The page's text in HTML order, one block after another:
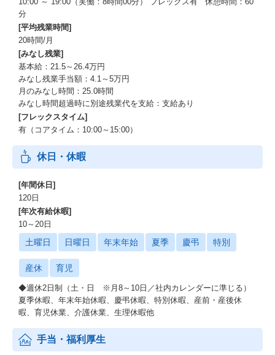
分
[平均残業時間]
20時間/月
[みなし残業]
基本給：21.5～26.4万円
みなし残業手当額：4.1～5万円
月のみなし時間：25.0時間
みなし時間超過時に別途残業代を支給：支給あり
[フレックスタイム]
有（コアタイム：10:00～15:00）
休日・休暇
[年間休日]
120日
[年次有給休暇]
10～20日
土曜日 日曜日 年末年始 夏季 慶弔 特別
産休 育児
◆週休2日制（土・日 ※月8～10日／社内カレンダーに準じる）
夏季休暇、年末年始休暇、慶弔休暇、特別休暇、産前・産後休
暇、育児休業、介護休業、生理休暇他
手当・福利厚生